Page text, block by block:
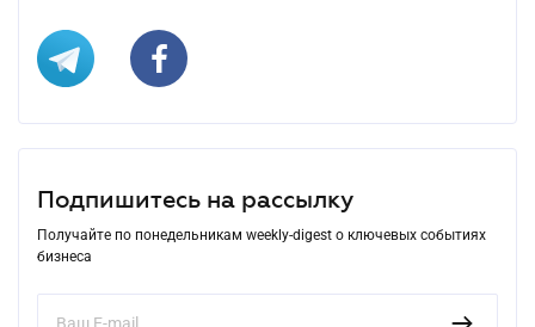
Подпишитесь на рассылку
Получайте по понедельникам weekly-digest о ключевых событиях
бизнеса